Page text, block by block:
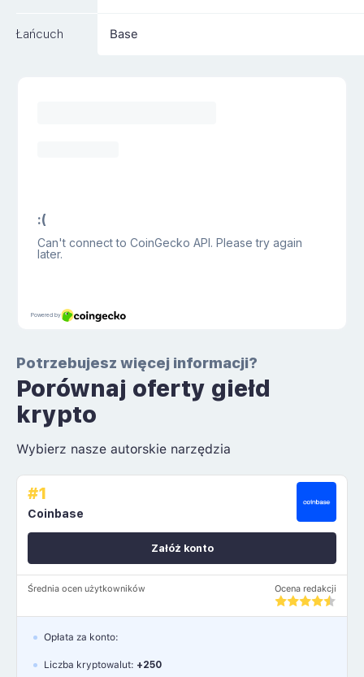
Łańcuch Base
Potrzebujesz więcej informacji?
Porównaj oferty giełd
krypto
Wybierz nasze autorskie narzędzia
#1
Coinbase
Średnia ocen użytkowników Ocena redakcji
Załóż konto
Opłata za konto:
Liczba kryptowalut: +250